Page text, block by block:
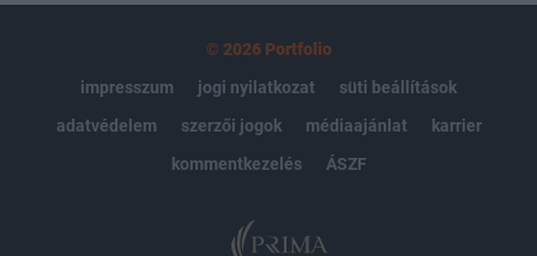
© 2026 Portfolio
impresszum
jogi nyilatkozat
süti beállítások
adatvédelem
szerzői jogok médiaajánlat
karrier
kommentkezelés
ÁSZF